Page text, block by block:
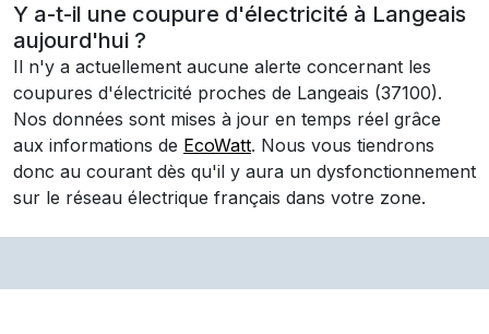
Y a-t-il une coupure d'électricité à Langeais
aujourd'hui ?
Il n'y a actuellement aucune alerte concernant les
coupures d'électricité proches de Langeais (37100).
Nos données sont mises à jour en temps réel grâce
aux informations de EcoWatt. Nous vous tiendrons
donc au courant dès qu'il y aura un dysfonctionnement
sur le réseau électrique français dans votre zone.